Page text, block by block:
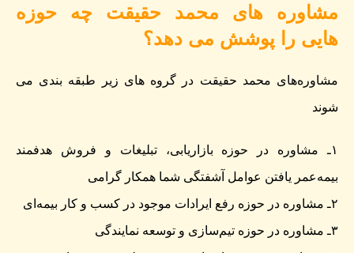
مشاوره های محمد حقیقت چه حوزه
هایی را پوشش می دهد؟
مشاوره‌های محمد حقیقت در گروه های زیر طبقه بندی می
شوند
۱ـ مشاوره در حوزه بازاریابی، تبلیغات و فروش هدفمند
بیمه‌عمر یافتن عوامل آشفتگی شما همکار گرامی
۲ـ مشاوره در حوزه رفع ایرادات موجود در کسب و کار بیمه‌ای
۳ـ مشاوره در حوزه تیم‌سازی و توسعه نمایندگی